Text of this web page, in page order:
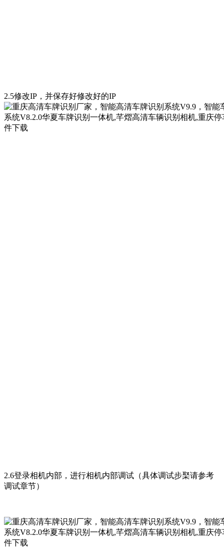
2.5修改IP，并保存好修改好的IP
2.6登录相机内部，进行相机内部调试（具体调试步棸请参考
调试章节）